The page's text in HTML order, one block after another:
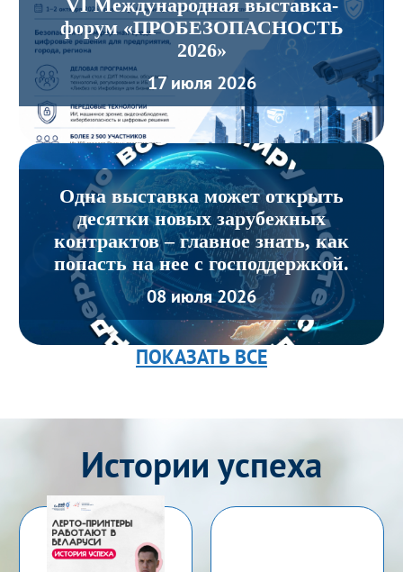
VI Международная выставка-
форум «ПРОБЕЗОПАСНОСТЬ
2026»
17 июля 2026
Одна выставка может открыть
десятки новых зарубежных
контрактов – главное знать, как
попасть на нее с господдержкой.
08 июля 2026
ПОКАЗАТЬ ВСЕ
Истории успеха